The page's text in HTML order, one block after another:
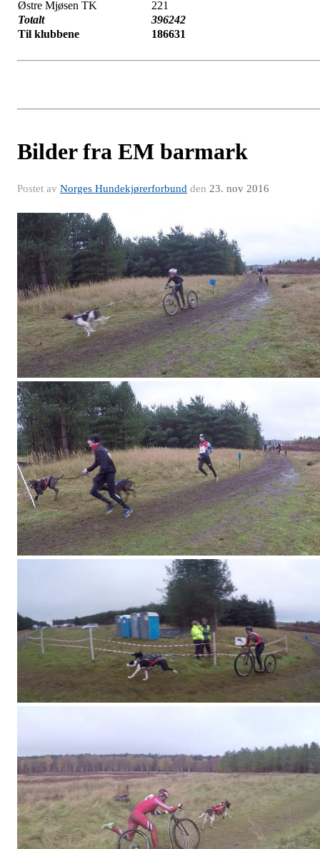
Østre Mjøsen TK
221
Totalt
396242
Til klubbene
186631
Bilder fra EM barmark
Postet av Norges Hundekjørerforbund den 23. nov 2016